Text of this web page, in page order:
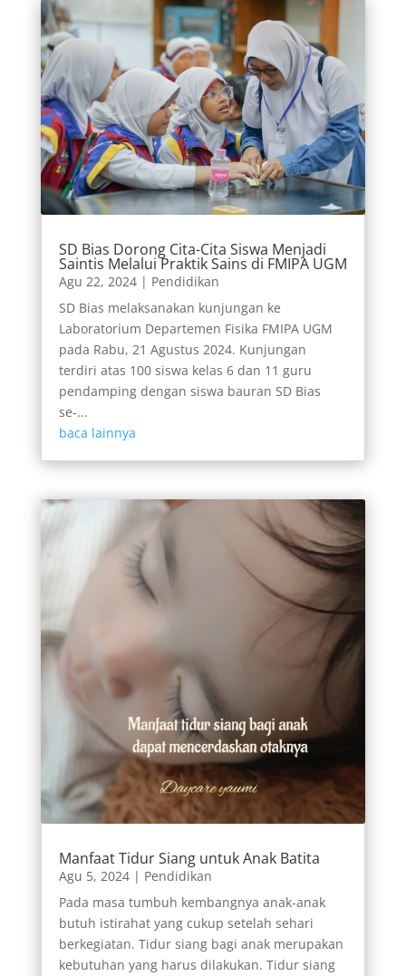
SD Bias Dorong Cita-Cita Siswa Menjadi
Saintis Melalui Praktik Sains di FMIPA UGM
Agu 22, 2024| Pendidikan
SD Bias melaksanakan kunjungan ke
Laboratorium Departemen Fisika FMIPA UGM
pada Rabu, 21 Agustus 2024. Kunjungan
terdiri atas 100 siswa kelas 6 dan 11 guru
pendamping dengan siswa bauran SD Bias
se-...
baca lainnya
Manfaat Tidur Siang untuk Anak Batita
Agu 5, 2024| Pendidikan
Pada masa tumbuh kembangnya anak-anak
butuh istirahat yang cukup setelah sehari
berkegiatan. Tidur siang bagi anak merupakan
kebutuhan yang harus dilakukan. Tidur siang